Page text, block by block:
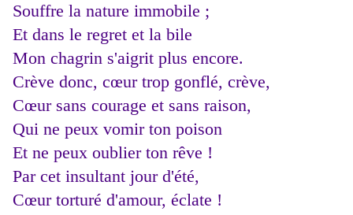
Souffre la nature immobile ;
Et dans le regret et la bile
Mon chagrin s'aigrit plus encore.
Crève donc, cœur trop gonflé, crève,
Cœur sans courage et sans raison,
Qui ne peux vomir ton poison
Et ne peux oublier ton rêve !
Par cet insultant jour d'été,
Cœur torturé d'amour, éclate !